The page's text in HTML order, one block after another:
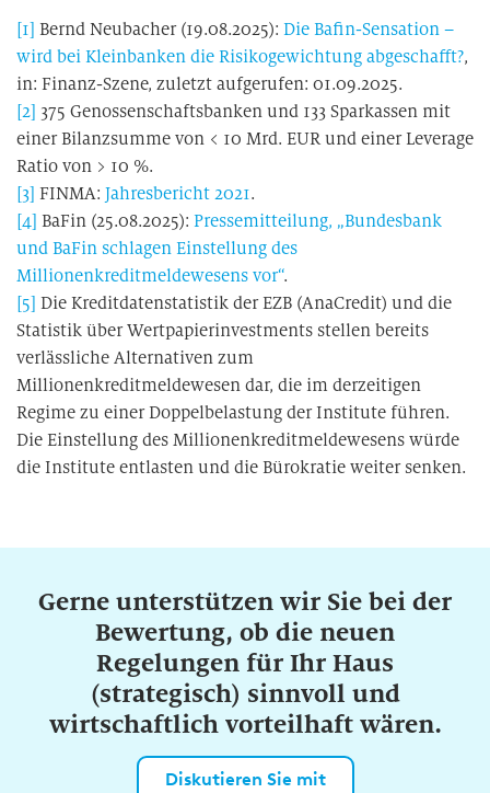
[1] Bernd Neubacher (19.08.2025): Die Bafin-Sensation –
wird bei Kleinbanken die Risikogewichtung abgeschafft?,
in: Finanz-Szene, zuletzt aufgerufen: 01.09.2025.
[2] 375 Genossenschaftsbanken und 133 Sparkassen mit
einer Bilanzsumme von < 10 Mrd. EUR und einer Leverage
Ratio von > 10 %.
[3] FINMA: Jahresbericht 2021.
[4] BaFin (25.08.2025): Pressemitteilung, „Bundesbank
und BaFin schlagen Einstellung des
Millionenkreditmeldewesens vor“.
[5] Die Kreditdatenstatistik der EZB (AnaCredit) und die
Statistik über Wertpapierinvestments stellen bereits
verlässliche Alternativen zum
Millionenkreditmeldewesen dar, die im derzeitigen
Regime zu einer Doppelbelastung der Institute führen.
Die Einstellung des Millionenkreditmeldewesens würde
die Institute entlasten und die Bürokratie weiter senken.
Gerne unterstützen wir Sie bei der
Bewertung, ob die neuen
Regelungen für Ihr Haus
(strategisch) sinnvoll und
wirtschaftlich vorteilhaft wären.
Diskutieren Sie mit